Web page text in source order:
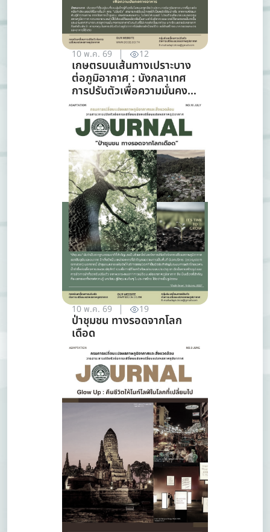
10 พ.ค. 69 12
เกษตรบนเส้นทางเปราะบาง
ต่อภูมิอากาศ : บังกลาเทศ
การปรับตัวเพื่อความมั่นคง
ทางอาหาร
10 พ.ค. 69 19
ป่าชุมชน ทางรอดจากโลก
เดือด